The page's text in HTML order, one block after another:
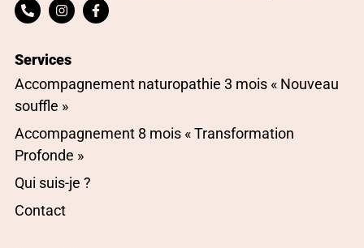
Services
Accompagnement naturopathie 3 mois « Nouveau
souffle »
Accompagnement 8 mois « Transformation
Profonde »
Qui suis-je ?
Contact